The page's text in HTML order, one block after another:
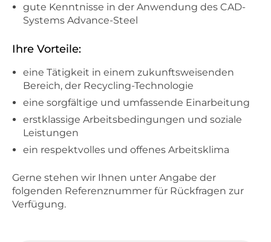
gute Kenntnisse in der Anwendung des CAD-
Systems Advance-Steel
Ihre Vorteile:
eine Tätigkeit in einem zukunftsweisenden
Bereich, der Recycling-Technologie
eine sorgfältige und umfassende Einarbeitung
erstklassige Arbeitsbedingungen und soziale
Leistungen
ein respektvolles und offenes Arbeitsklima
Gerne stehen wir Ihnen unter Angabe der
folgenden Referenznummer für Rückfragen zur
Verfügung.